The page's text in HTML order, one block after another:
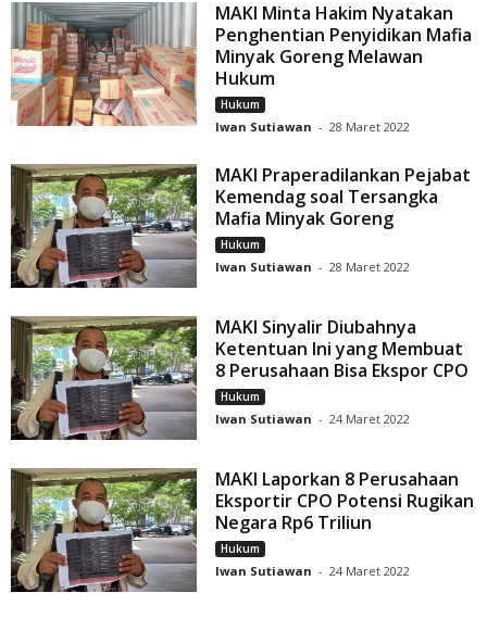
MAKI Minta Hakim Nyatakan
Penghentian Penyidikan Mafia
Minyak Goreng Melawan
Hukum
Hukum
Iwan Sutiawan - 28 Maret 2022
MAKI Praperadilankan Pejabat
Kemendag soal Tersangka
Mafia Minyak Goreng
Hukum
Iwan Sutiawan - 28 Maret 2022
MAKI Sinyalir Diubahnya
Ketentuan Ini yang Membuat
8 Perusahaan Bisa Ekspor CPO
Hukum
Iwan Sutiawan - 24 Maret 2022
MAKI Laporkan 8 Perusahaan
Eksportir CPO Potensi Rugikan
Negara Rp6 Triliun
Hukum
Iwan Sutiawan - 24 Maret 2022